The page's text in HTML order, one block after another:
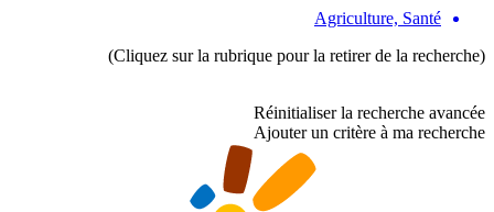
Agriculture, Santé
(Cliquez sur la rubrique pour la retirer de la recherche)
Réinitialiser la recherche avancée
Ajouter un critère à ma recherche